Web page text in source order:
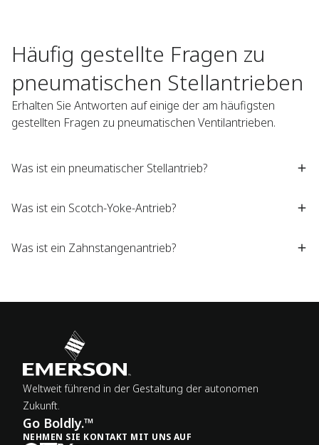
Häufig gestellte Fragen zu
pneumatischen Stellantrieben
Erhalten Sie Antworten auf einige der am häufigsten
gestellten Fragen zu pneumatischen Ventilantrieben.
Was ist ein pneumatischer Stellantrieb?
Was ist ein Scotch-Yoke-Antrieb?
Was ist ein Zahnstangenantrieb?
Weltweit führend in der Gestaltung der autonomen
Zukunft.
Go Boldly.™
NEHMEN SIE KONTAKT MIT UNS AUF